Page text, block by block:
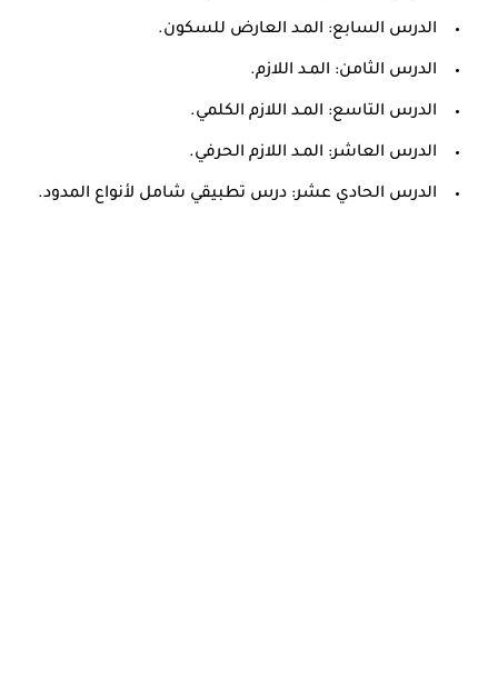
الدرس السابع: المـد العارض للسكون.
الدرس الثامن: المـد اللازم.
الدرس التاسع: المـد اللازم الكلمي.
الدرس العاشر: المـد اللازم الحرفي.
الدرس الحادي عشر: درس تطبيقي شامل لأنواع المدود.